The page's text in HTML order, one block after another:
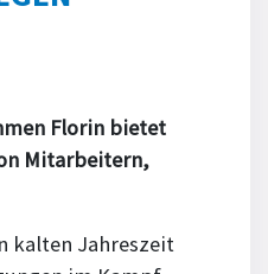
Florin bietet
Mitarbeitern,
kalten Jahreszeit